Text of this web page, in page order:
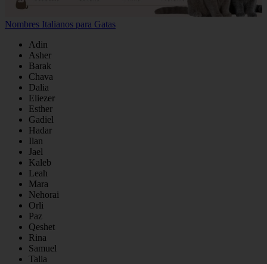
Nombres Italianos para Gatas
Adin
Asher
Barak
Chava
Dalia
Eliezer
Esther
Gadiel
Hadar
Ilan
Jael
Kaleb
Leah
Mara
Nehorai
Orli
Paz
Qeshet
Rina
Samuel
Talia